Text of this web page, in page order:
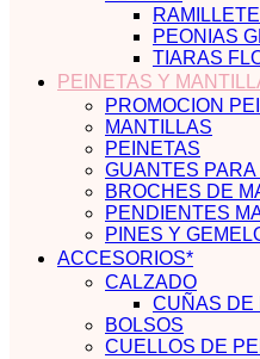
PEONIAS
TIARAS
PEINETAS Y
PROMOCION
MANTILLAS
PEINETAS
GUANTES
BROCHES DE
PENDIENTES
PINES Y
ACCESORIOS*
CALZADO
CUÑAS DE
BOLSOS
CUELLOS DE